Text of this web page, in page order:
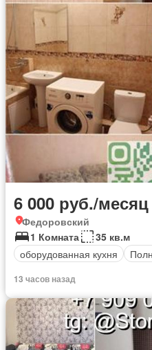
6 000 руб./месяц
Федоровский
1 Комната
35 кв.м
оборудованная кухня
13 часов назад